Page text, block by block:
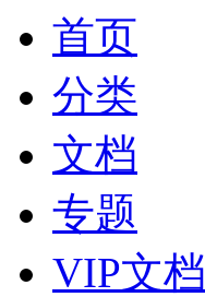
首页
分类
文档
专题
VIP文档